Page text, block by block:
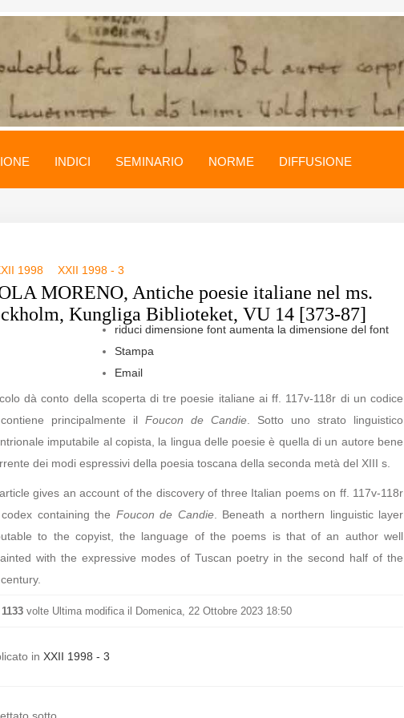
INDICI SEMINARIO NORME DIFFUSIONE
1998 XXII 1998 - 3
MORENO, Antiche poesie italiane nel ms.
Kungliga Biblioteket, VU 14 [373-87]
riduci dimensione font aumenta la dimensione del font
Stampa
Email
dà conto della scoperta di tre poesie italiane ai ff. 117v-118r di un codice
principalmente il Foucon de Candie. Sotto uno strato linguistico
imputabile al copista, la lingua delle poesie è quella di un autore bene
dei modi espressivi della poesia toscana della seconda metà del XIII s.
gives an account of the discovery of three Italian poems on ff. 117v-118r
containing the Foucon de Candie. Beneath a northern linguistic layer
to the copyist, the language of the poems is that of an author well
with the expressive modes of Tuscan poetry in the second half of the
1133 volte Ultima modifica il Domenica, 22 Ottobre 2023 18:50
in XXII 1998 - 3